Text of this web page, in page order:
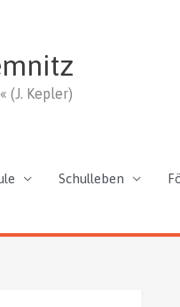
(J. Kepler)
Schulleben